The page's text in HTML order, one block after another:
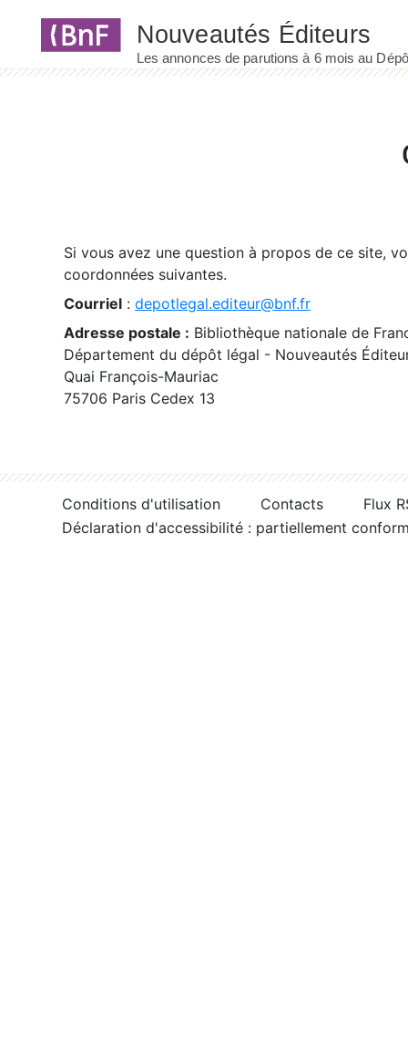
Si vous avez une question à propos de ce site,
coordonnées suivantes.
Courriel : depotlegal.editeur@bnf.fr
Adresse postale : Bibliothèque nationale de
Département du dépôt légal - Nouveautés
Quai François-Mauriac
75706 Paris Cedex 13
Conditions d'utilisation Contacts
Flux
Déclaration d'accessibilité : partiellement